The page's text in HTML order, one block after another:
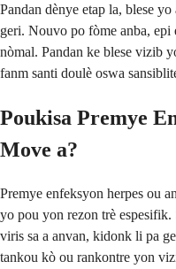
Pandan dènye etap la, blese
geri. Nouvo po fòme anba, epi
nòmal. Pandan ke blese vizib
fanm santi doulè oswa
Poukisa Premye
Move a?
Premye enfeksyon herpes ou
yo pou yon rezon trè
viris sa a anvan, kidonk li pa
tankou kò ou rankontre yon